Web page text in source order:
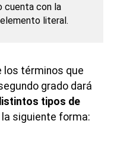
cuenta con la
literal.
los términos que
grado dará
tipos de
siguiente forma: